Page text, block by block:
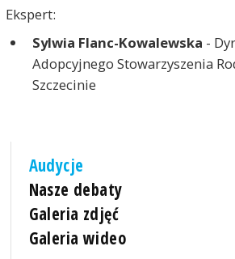
Ekspert:
Sylwia Flanc-Kowalewska -
Adopcyjnego Stowarzyszenia
Szczecinie
Audycje
Nasze debaty
Galeria zdjęć
Galeria wideo